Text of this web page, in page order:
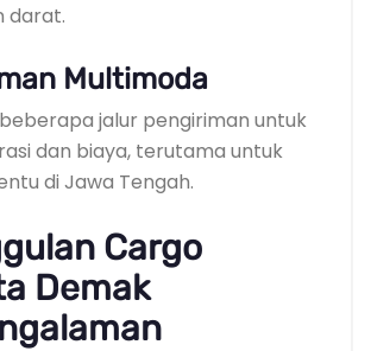
darat.
Multimoda
jalur pengiriman untuk
dan biaya, terutama untuk
di Jawa Tengah.
Cargo
Demak